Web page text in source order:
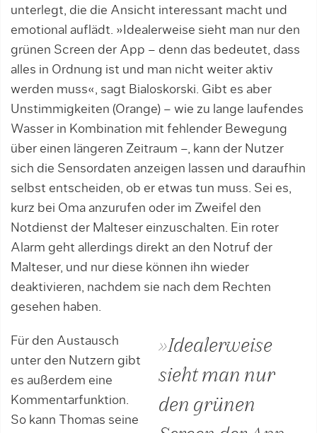
unterlegt, die die Ansicht interessant macht und
emotional auflädt. »Idealerweise sieht man nur den
grünen Screen der App – denn das bedeutet, dass
alles in Ordnung ist und man nicht weiter aktiv
werden muss«, sagt Bialoskorski. Gibt es aber
Unstimmigkeiten (Orange) – wie zu lange laufendes
Wasser in Kombination mit fehlender Bewegung
über einen längeren Zeitraum –, kann der Nutzer
sich die Sensordaten anzeigen lassen und daraufhin
selbst entscheiden, ob er etwas tun muss. Sei es,
kurz bei Oma anzurufen oder im Zweifel den
Notdienst der Malteser einzuschalten. Ein roter
Alarm geht allerdings direkt an den Notruf der
Malteser, und nur diese können ihn wieder
deaktivieren, nachdem sie nach dem Rechten
gesehen haben.
»Idealerweise
sieht man nur
den grünen
Für den Austausch
unter den Nutzern gibt
es außerdem eine
Kommentarfunktion.
So kann Thomas seine